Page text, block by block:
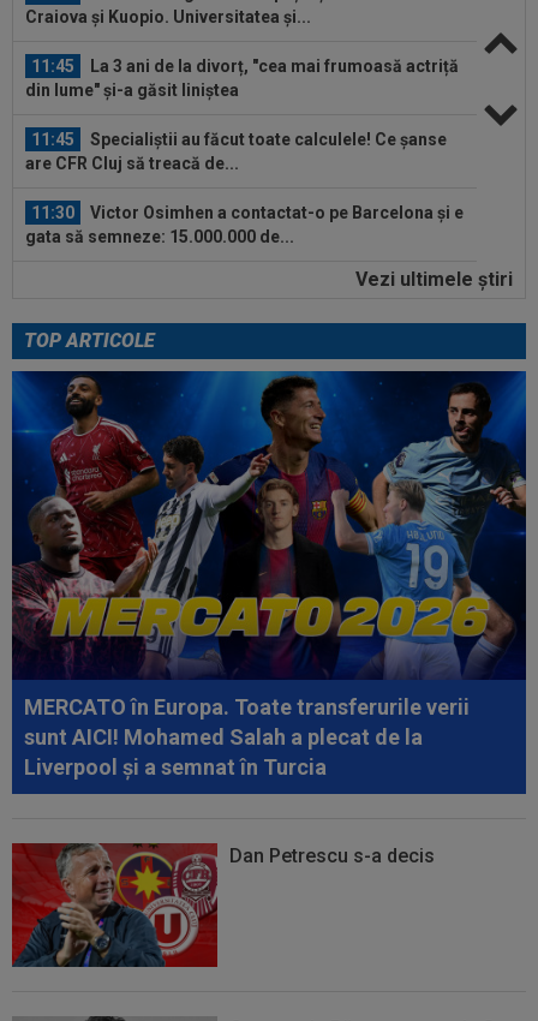
Craiova și Kuopio. Universitatea și...
11:45
La 3 ani de la divorț, "cea mai frumoasă actriță
din lume" și-a găsit liniștea
11:45
Specialiștii au făcut toate calculele! Ce șanse
are CFR Cluj să treacă de...
11:30
Victor Osimhen a contactat-o pe Barcelona și e
gata să semneze: 15.000.000 de...
Norvegienii i-au ”luat tare” pe români, înainte
12:28 FOTO
Georgina, făcută "grasă" chiar înainte
de nunta cu Ronaldo! Antonela nu a stat...
12:24
Un club din SuperLigă, aproape să dea lovitura!
Tratative avansate cu un...
12:18 EXCLUSIV
Ioan Varga ”a explodat”: ”M-am
săturat”
11:55
34 de ani: legătura mai puțin știută dintre
Craiova și Kuopio. Universitatea și...
11:45
La 3 ani de la divorț, "cea mai frumoasă actriță
din lume" și-a găsit liniștea
Vezi ultimele ştiri
TOP ARTICOLE
MERCATO în Europa. Toate transferurile verii
sunt AICI! Mohamed Salah a plecat de la
Liverpool și a semnat în Turcia
Dan Petrescu s-a decis